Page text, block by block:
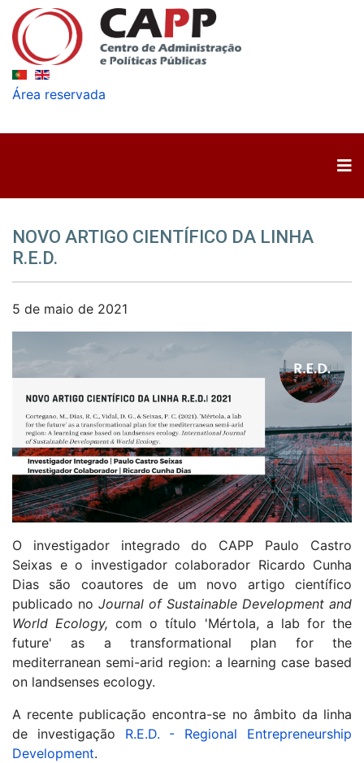
Área reservada
NOVO ARTIGO CIENTÍFICO DA LINHA
R.E.D.
5 de maio de 2021
O investigador integrado do CAPP Paulo Castro
Seixas e o investigador colaborador Ricardo Cunha
Dias são coautores de um novo artigo científico
publicado no Journal of Sustainable Development and
World Ecology,com o título 'Mértola, a lab for the
future' as a transformational plan for the
mediterranean semi-arid region: a learning case based
on landsenses ecology.
A recente publicação encontra-se no âmbito da linha
de investigação R.E.D. - Regional Entrepreneurship
Development.